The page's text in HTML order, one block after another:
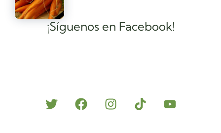
¡Síguenos en Facebook!